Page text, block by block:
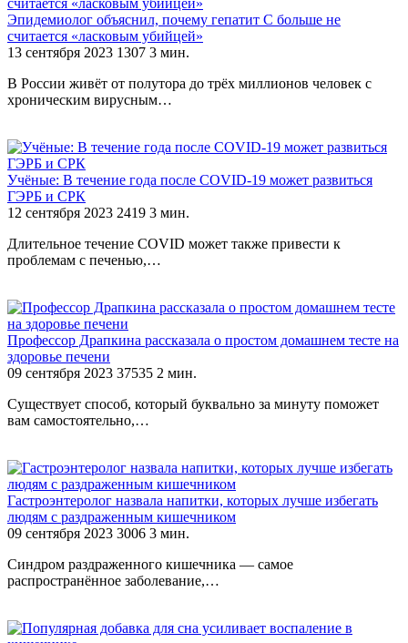
Эпидемиолог объяснил, почему гепатит С больше не
считается «ласковым убийцей»
13 сентября 2023 1307 3 мин.
В России живёт от полутора до трёх миллионов человек с
хроническим вирусным…
Учёные: В течение года после COVID-19 может развиться
ГЭРБ и СРК
12 сентября 2023 2419 3 мин.
Длительное течение COVID может также привести к
проблемам с печенью,…
Профессор Драпкина рассказала о простом домашнем тесте на
здоровье печени
09 сентября 2023 37535 2 мин.
Существует способ, который буквально за минуту поможет
вам самостоятельно,…
Гастроэнтеролог назвала напитки, которых лучше избегать
людям с раздраженным кишечником
09 сентября 2023 3006 3 мин.
Синдром раздраженного кишечника — самое
распространённое заболевание,…